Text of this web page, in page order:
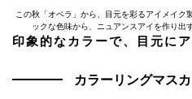
この秋「オペラ」から、目元を彩るアイメイク
ックな色味から、ニュアンスアイを作り出
印象的なカラーで、目元に
カラーリングマス